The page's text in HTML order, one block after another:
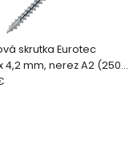
skrutka Eurotec
4,2 mm, nerez A2 (250